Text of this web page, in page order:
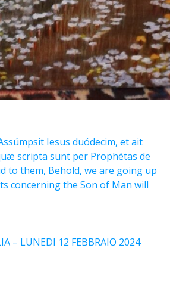
Iesus duódecim, et ait
scripta sunt per Prophétas de
to them, Behold, we are going up
concerning the Son of Man will
– LUNEDI 12 FEBBRAIO 2024